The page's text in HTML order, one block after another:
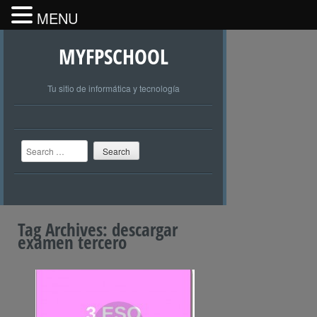
MYFPSCHOOL
Tu sitio de informática y tecnología
Search
Tag Archives: descargar
examen tercero
MENU